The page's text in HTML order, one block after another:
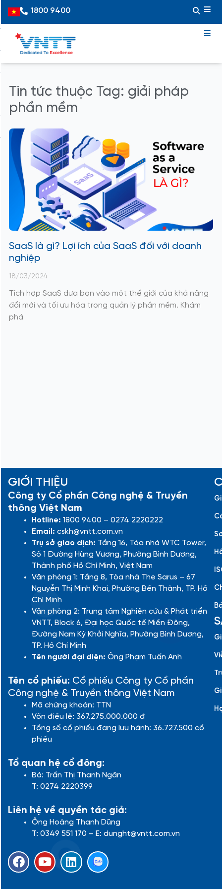
content
Vietnamese
1800 9400
Tin tức thuộc Tag: giải pháp
phần mềm
SaaS là gì? Lợi ích của SaaS đối với doanh
nghiệp
18/03/2024
Tích hợp SaaS đưa bạn vào một thế giới của khả năng
đổi mới và tối ưu hóa trong quản lý phần mềm. Khám
phá
GIỚI THIỆU
Công ty Cổ phần Công nghệ & Truyền
thông Việt Nam
Hotline: 1800 9400 – 0274 2220222
Email: cskh@vntt.com.vn
Trụ sở giao dịch: Tầng 16, Tòa nhà WTC Tower,
Số 1 Đường Hùng Vương, Phường Bình Dương,
Thành phố Hồ Chí Minh, Việt Nam
Văn phòng 1: Tầng 8, Tòa nhà The Sarus – 67
Nguyễn Thị Minh Khai, Phường Bến Thành, TP. Hồ
Chí Minh
Văn phòng 2: Trung tâm Nghiên cứu & Phát triển
VNTT, Block 6, Đại học Quốc tế Miền Đông,
Đường Nam Kỳ Khởi Nghĩa, Phường Bình Dương,
TP. Hồ Chí Minh
Tên người đại diện: Ông Phạm Tuấn Anh
Tên cổ phiếu: Cổ phiếu Công ty Cổ phần
Công nghệ & Truyền thông Việt Nam
Mã chứng khoán: TTN
Vốn điều lệ: 367.275.000.000 đ
Tổng số cổ phiếu đang lưu hành: 36.727.500 cổ
phiếu
Tổ quan hệ cổ đông:
Bà: Trần Thị Thanh Ngân
T: 0274 2220399
Liên hệ về quyền tác giả:
Ông Hoàng Thanh Dũng
T: 0349 551 170 – E: dunght@vntt.com.vn
F
a
Y
o
L
i